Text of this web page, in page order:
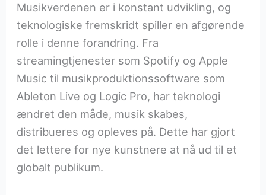
Musikverdenen er i konstant udvikling, og
teknologiske fremskridt spiller en afgørende
rolle i denne forandring. Fra
streamingtjenester som Spotify og Apple
Music til musikproduktionssoftware som
Ableton Live og Logic Pro, har teknologi
ændret den måde, musik skabes,
distribueres og opleves på. Dette har gjort
det lettere for nye kunstnere at nå ud til et
globalt publikum.